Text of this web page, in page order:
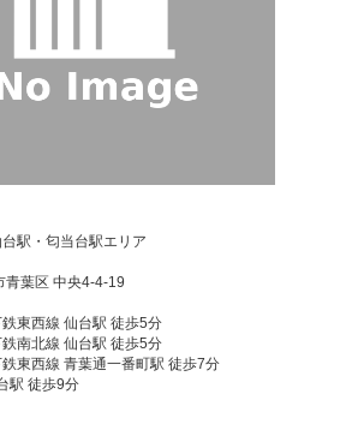
駅・匂当台駅エリア
青葉区 中央4-4-19
東西線 仙台駅 徒歩5分
南北線 仙台駅 徒歩5分
東西線 青葉通一番町駅 徒歩7分
駅 徒歩9分